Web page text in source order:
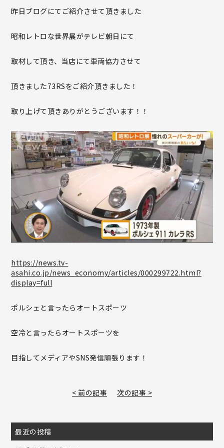
昨日ブログにてご紹介させて頂きました
昭和レトロな世界展がテレビ朝日にて
取材して頂き、当店にて車両協力させて
頂きました73RSをご紹介頂きました！
取り上げて頂きありがとうございます！！
https://news.tv-
asahi.co.jp/news_economy/articles/000299722.html?
display=full
ポルシェと言ったらオートスポーツ
空冷と言ったらオートスポーツを
目指してメディアやSNS発信頑張ります！
< 前の記事 次の記事 >
最近の投稿